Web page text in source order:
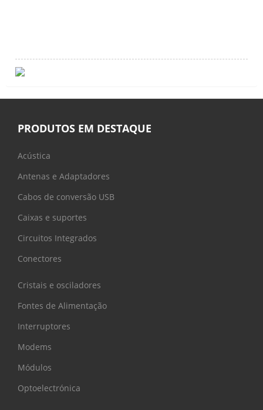
PRODUTOS EM DESTAQUE
Acústica
Antenas e Adaptadores
Cabos de conversão USB
Caixas e suportes
Circuitos Integrados
Conectores
Cristais e osciladores
Fontes de Alimentação
Interruptores
Modems
Módulos
Optoelectrónica